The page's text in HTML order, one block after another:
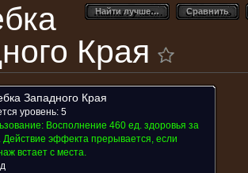
Сравнить
Сравнить
Найти лучше…
Найти лучше…
Края
Западного Края
уровень: 5
Восполнение 460 ед. здоровья за
Действие эффекта прерывается, если
встает с места.